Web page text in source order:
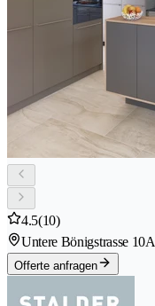
4.5(10)
Untere Bönigstrasse 10A
Offerte anfragen